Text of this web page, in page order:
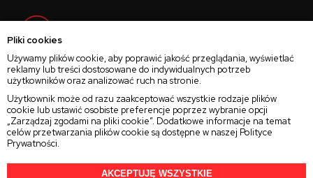
Pliki cookies
Używamy plików cookie, aby poprawić jakość przeglądania, wyświetlać
reklamy lub treści dostosowane do indywidualnych potrzeb
użytkowników oraz analizować ruch na stronie.
Użytkownik może od razu zaakceptować wszystkie rodzaje plików
cookie lub ustawić osobiste preferencje poprzez wybranie opcji
„Zarządzaj zgodami na pliki cookie”. Dodatkowe informacje na temat
celów przetwarzania plików cookie są dostępne w naszej Polityce
Prywatności.
AKCEPTUJĘ WSZYSTKIE
Instagram
Twitter